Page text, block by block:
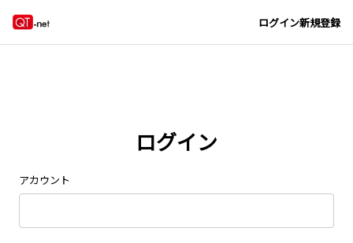
ログイン新規登録
ログイン
アカウント